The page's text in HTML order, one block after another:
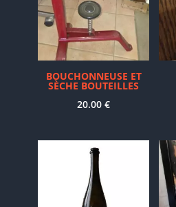
BOUCHONNEUSE ET
SÈCHE BOUTEILLES
20.00 €